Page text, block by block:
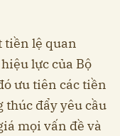
tiền lệ quan
lực của Bộ
ưu tiên các tiền
thúc đẩy yêu cầu
mọi vấn đề và